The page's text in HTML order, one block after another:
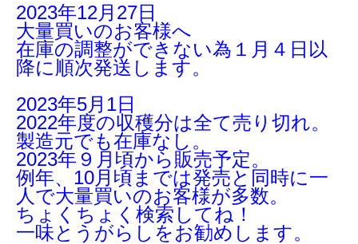
2023年12月27日
大量買いのお客様へ
在庫の調整ができない為１月４日以
降に順次発送します。
2023年5月1日
2022年度の収穫分は全て売り切れ。
製造元でも在庫なし。
2023年９月頃から販売予定。
例年、10月頃までは発売と同時に一
人で大量買いのお客様が多数。
ちょくちょく検索してね！
一味とうがらしをお勧めします。